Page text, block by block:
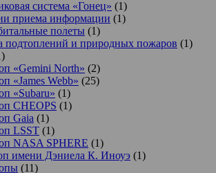
система «Гонец» (1)
приема информации (1)
полеты (1)
подтоплений и природных пожаров (1)
«Gemini North» (2)
«James Webb» (25)
«Subaru» (1)
CHEOPS (1)
Gaia (1)
LSST (1)
NASA SPHERE (1)
имени Дэниела К. Иноуэ (1)
(11)